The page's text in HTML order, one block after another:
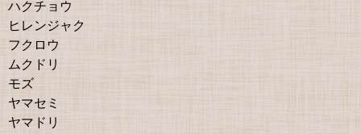
ハクチョウ
ヒレンジャク
フクロウ
ムクドリ
モズ
ヤマセミ
ヤマドリ